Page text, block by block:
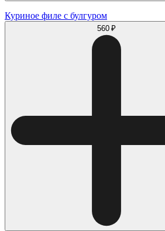
Куриное филе с булгуром
560 ₽